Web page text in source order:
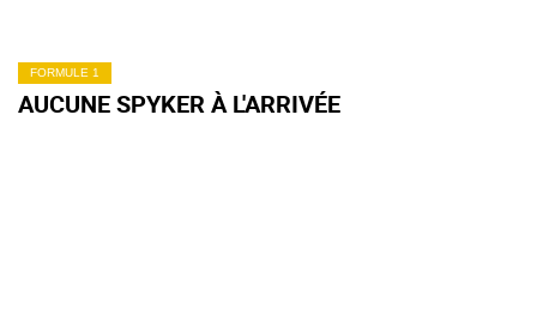
FORMULE 1
AUCUNE SPYKER À L'ARRIVÉE